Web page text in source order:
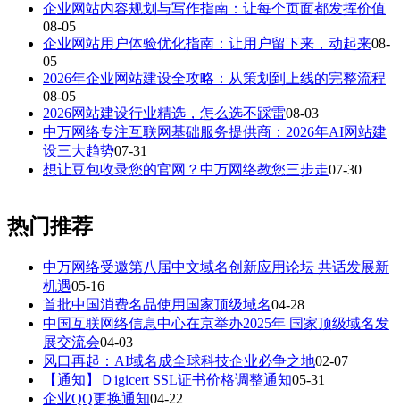
企业网站内容规划与写作指南：让每个页面都发挥价值
08-05
企业网站用户体验优化指南：让用户留下来，动起来08-
05
2026年企业网站建设全攻略：从策划到上线的完整流程
08-05
2026网站建设行业精选，怎么选不踩雷08-03
中万网络专注互联网基础服务提供商：2026年AI网站建
设三大趋势07-31
想让豆包收录您的官网？中万网络教您三步走07-30
热门推荐
中万网络受邀第八届中文域名创新应用论坛 共话发展新
机遇05-16
首批中国消费名品使用国家顶级域名04-28
中国互联网络信息中心在京举办2025年 国家顶级域名发
展交流会04-03
风口再起：AI域名成全球科技企业必争之地02-07
【通知】Ｄigicert SSL证书价格调整通知05-31
企业QQ更换通知04-22